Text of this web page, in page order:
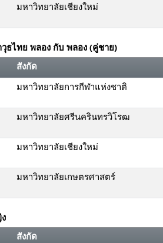
มหาวิทยาลัยเชียงใหม่
ธไทย พลอง กับ พลอง (คู่ชาย)
สังกัด
มหาวิทยาลัยการกีฬาแห่งชาติ
มหาวิทยาลัยศรีนครินทรวิโรฒ
มหาวิทยาลัยเชียงใหม่
มหาวิทยาลัยเกษตรศาสตร์
สังกัด